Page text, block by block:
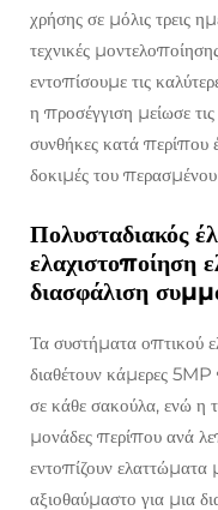
χρήσης σε μόλις τρεις
τεχνικές
εντοπίσουμε τις
η προσέγγιση μείωσε
συνθήκες κατά περίπου
δοκιμές του περασμένου
Πολυσταδιακός
ελαχιστοποίηση
διασφάλιση
Τα συστήματα οπτικού
διαθέτουν κάμερες
σε κάθε σακούλα, ενώ η
μονάδες περίπου ανά
εντοπίζουν
αξιοθαύμαστο για μια